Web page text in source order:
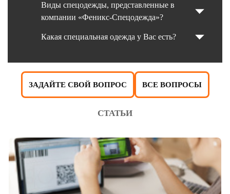
Виды спецодежды, представленные в
компании «Феникс-Спецодежда»?
Какая специальная одежда у Вас есть?
ЗАДАЙТЕ СВОЙ ВОПРОС ВСЕ ВОПРОСЫ
СТАТЬИ